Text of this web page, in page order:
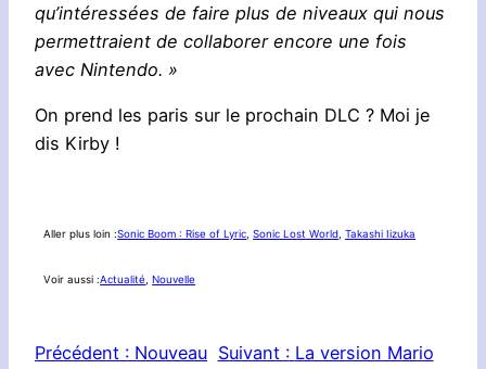
qu’intéressées de faire plus de niveaux qui nous
permettraient de collaborer encore une fois
avec Nintendo. »
On prend les paris sur le prochain DLC ? Moi je
dis Kirby !
Aller plus loin :Sonic Boom : Rise of Lyric , Sonic Lost World , Takashi Iizuka
Voir aussi :Actualité, Nouvelle
Précédent : Nouveau Suivant : La version Mario